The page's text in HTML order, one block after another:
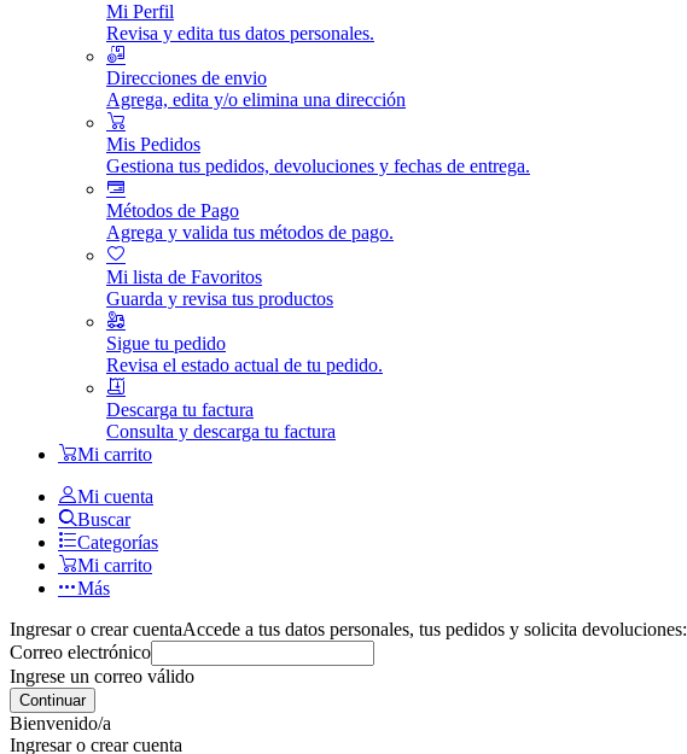
Mi Perfil
Revisa y edita tus datos personales.
Direcciones de envio
Agrega, edita y/o elimina una dirección
Mis Pedidos
Gestiona tus pedidos, devoluciones y fechas de entrega.
Métodos de Pago
Agrega y valida tus métodos de pago.
Mi lista de Favoritos
Guarda y revisa tus productos
Sigue tu pedido
Revisa el estado actual de tu pedido.
Descarga tu factura
Consulta y descarga tu factura
Mi carrito
Mi cuenta
Buscar
Categorías
Mi carrito
Más
Ingresar o crear cuentaAccede a tus datos personales, tus pedidos y solicita devoluciones:
Correo electrónico
Ingrese un correo válido
Continuar
Bienvenido/a
Ingresar o crear cuenta